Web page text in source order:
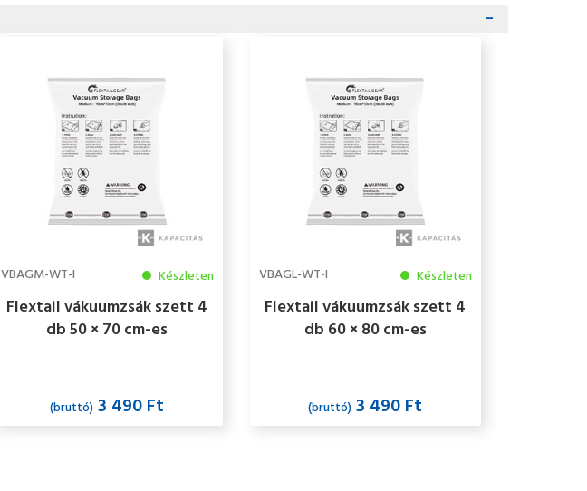
VBAGM-WT-I Készleten
Flextail vákuumzsák szett 4
db 50 × 70 cm-es
(bruttó) 3 490 Ft
VBAGL-WT-I Készleten
Flextail vákuumzsák szett 4
db 60 × 80 cm-es
(bruttó) 3 490 Ft